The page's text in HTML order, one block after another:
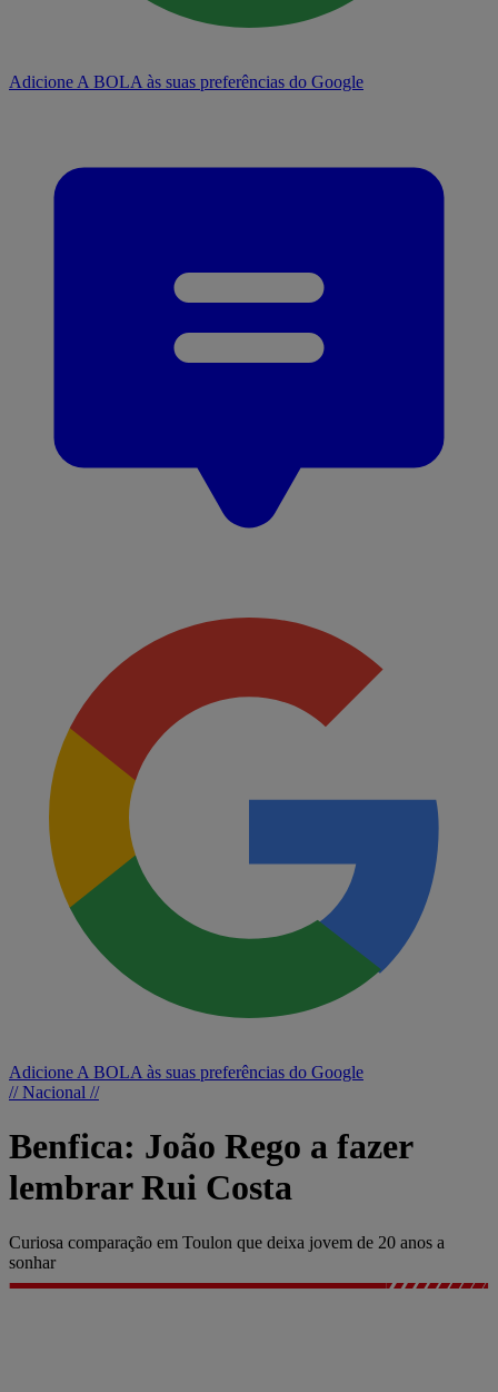
Adicione A BOLA às suas preferências do Google
Adicione A BOLA às suas preferências do Google
// Nacional //
Benfica: João Rego a fazer
lembrar Rui Costa
Curiosa comparação em Toulon que deixa jovem de 20 anos a
sonhar